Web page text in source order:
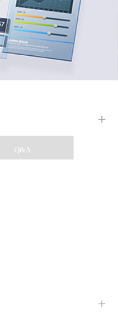
+
+
Q&A
+